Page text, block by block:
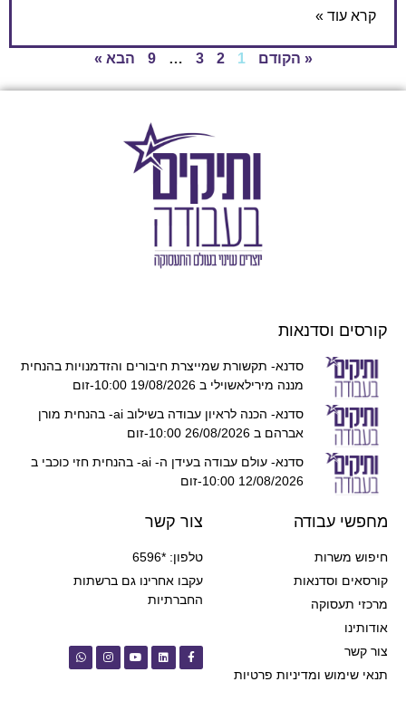
קרא עוד »
« הקודם 1
2
3
…
9 הבא »
קורסים וסדנאות
סדנא- תקשורת שמייצרת חיבורים והזדמנויות בהנחית
מננה מירילאשוילי ב 19/08/2026 10:00-זום
סדנא- הכנה לראיון עבודה בשילוב ai- בהנחית מורן
אברהם ב 26/08/2026 10:00-זום
סדנא- עולם עבודה בעידן ה- ai- בהנחית חזי כוכבי ב
12/08/2026 10:00-זום
מחפשי עבודה
חיפוש משרות
קורסאים וסדנאות
מרכזי תעסוקה
אודותינו
צור קשר
תנאי שימוש ומדיניות פרטיות
צור קשר
טלפון: *6596
עקבו אחרינו גם ברשתות
החברתיות